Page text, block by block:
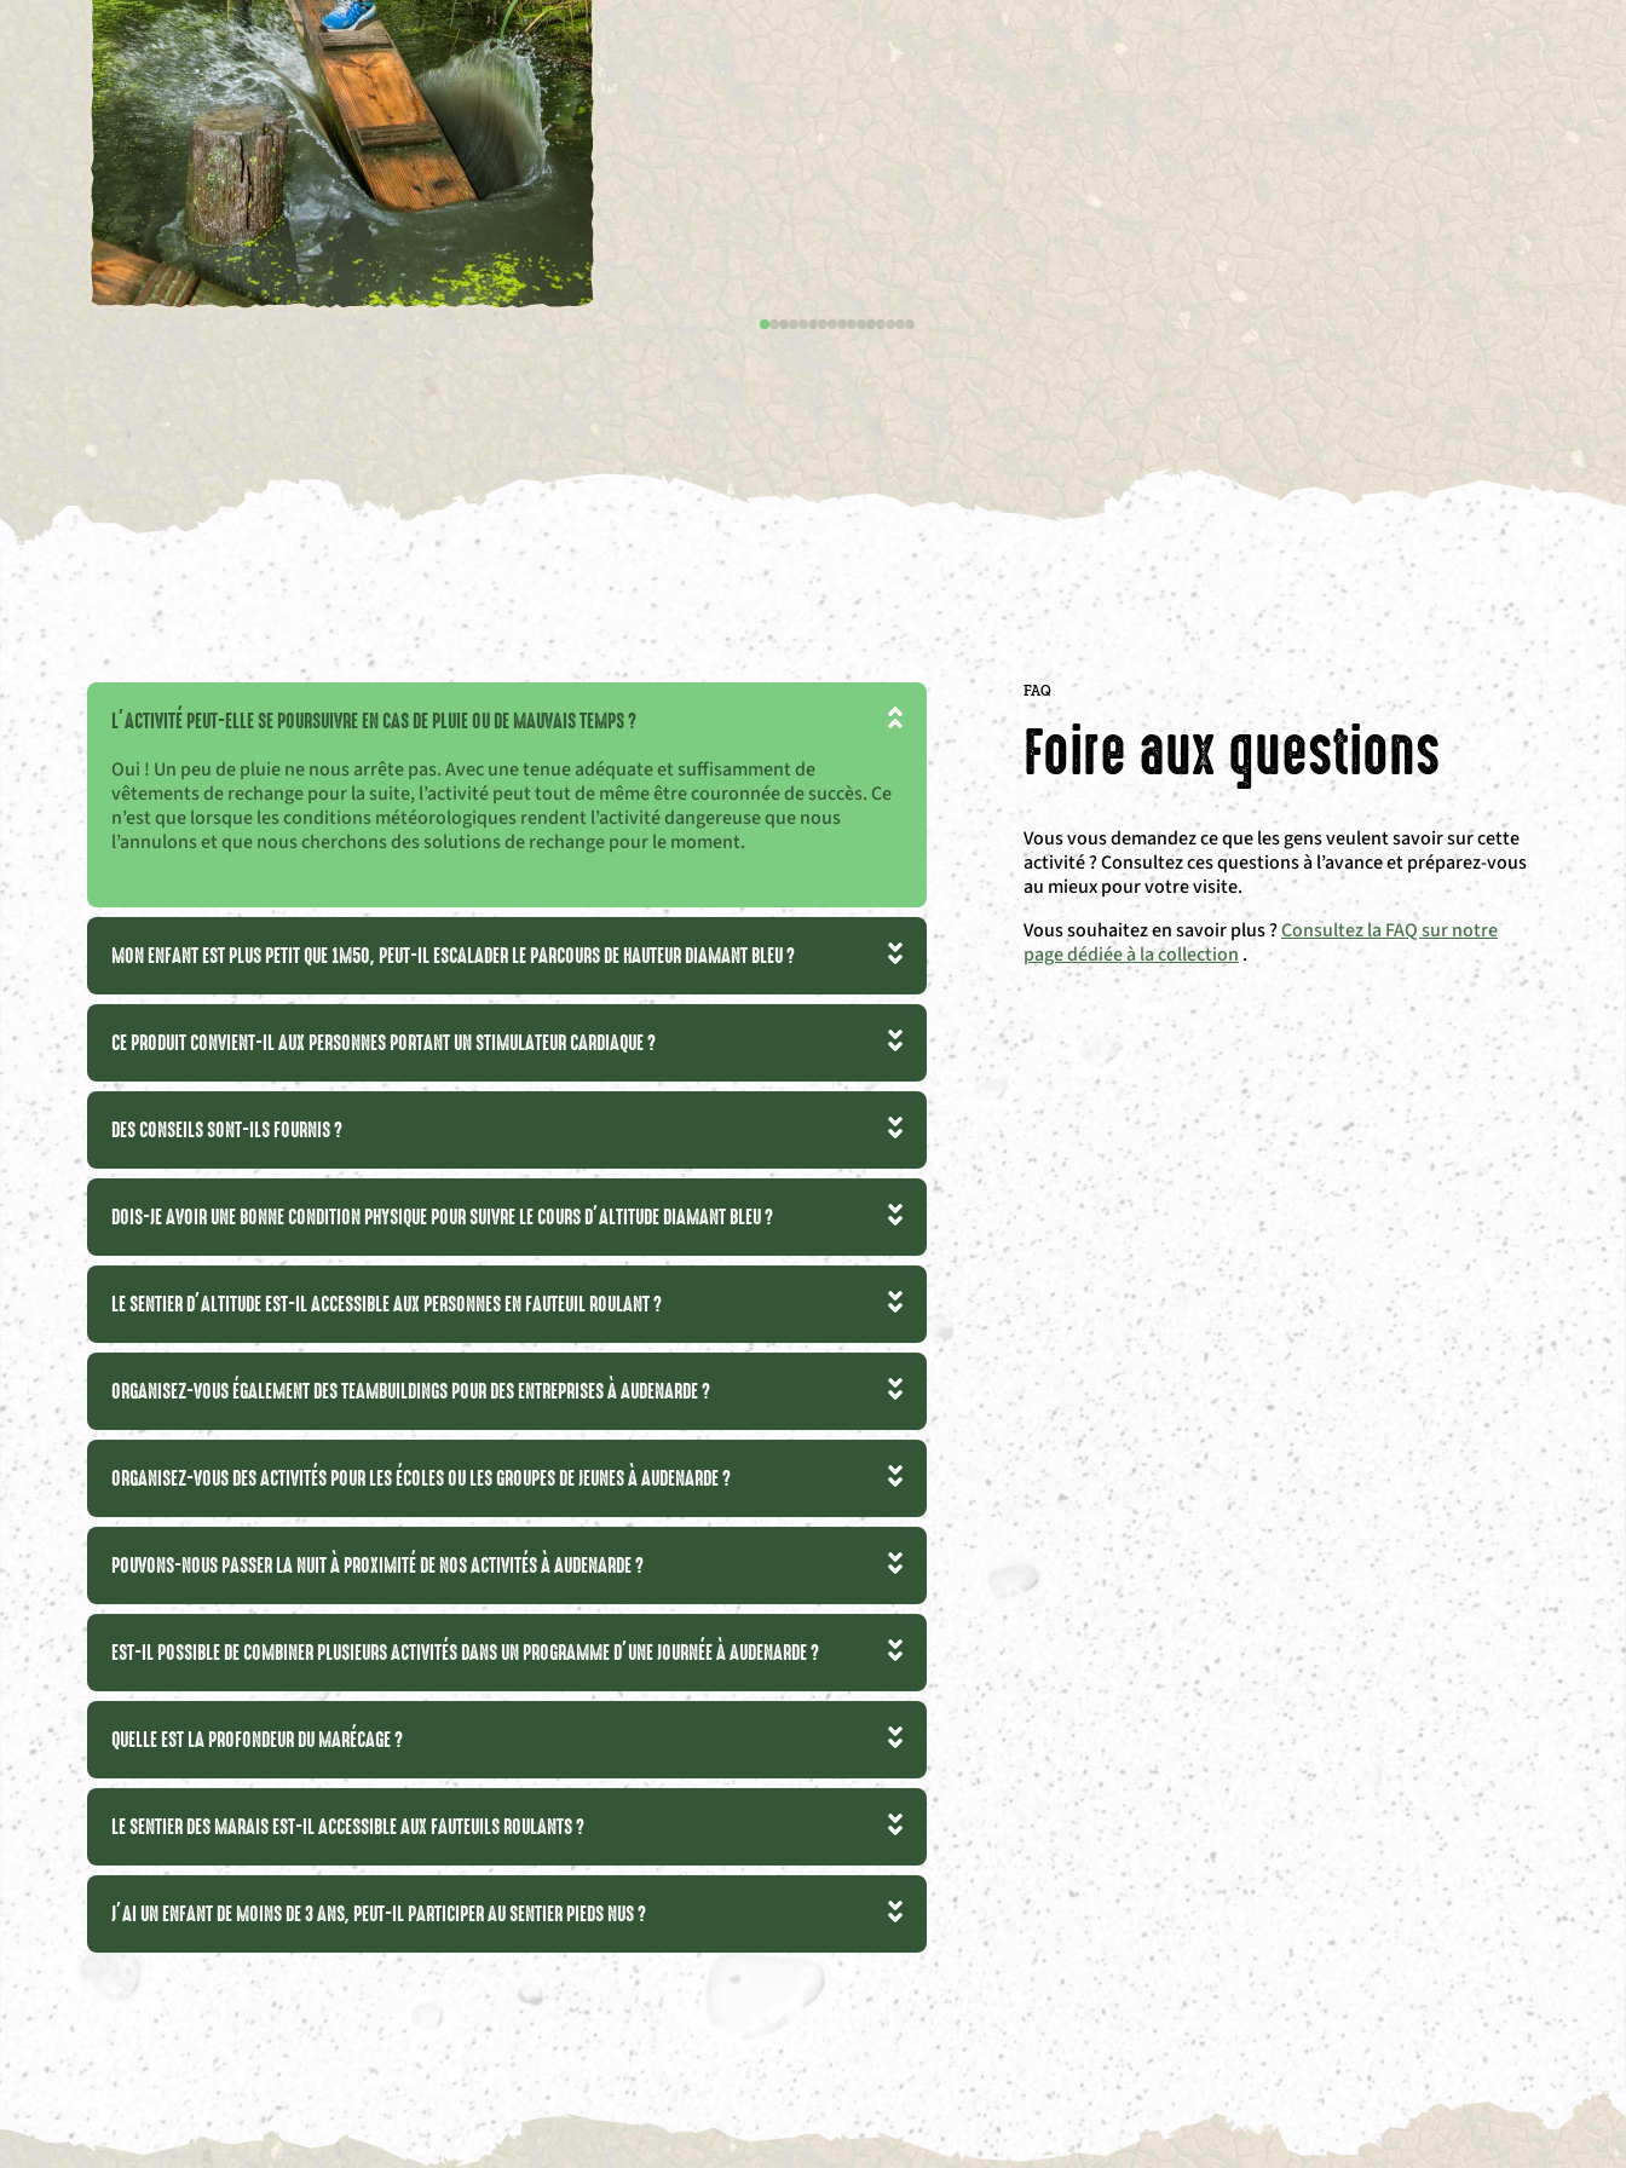
L’ACTIVITÉ PEUT-ELLE SE POURSUIVRE EN CAS DE PLUIE OU DE MAUVAIS TEMPS ?
Oui ! Un peu de pluie ne nous arrête pas. Avec une tenue adéquate et suffisamment de
vêtements de rechange pour la suite, l’activité peut tout de même être couronnée de succès. Ce
n’est que lorsque les conditions météorologiques rendent l’activité dangereuse que nous
l’annulons et que nous cherchons des solutions de rechange pour le moment.
MON ENFANT EST PLUS PETIT QUE 1M50, PEUT-IL ESCALADER LE PARCOURS DE HAUTEUR DIAMANT BLEU ?
CE PRODUIT CONVIENT-IL AUX PERSONNES PORTANT UN STIMULATEUR CARDIAQUE ?
DES CONSEILS SONT-ILS FOURNIS ?
DOIS-JE AVOIR UNE BONNE CONDITION PHYSIQUE POUR SUIVRE LE COURS D’ALTITUDE DIAMANT BLEU ?
LE SENTIER D’ALTITUDE EST-IL ACCESSIBLE AUX PERSONNES EN FAUTEUIL ROULANT ?
ORGANISEZ-VOUS ÉGALEMENT DES TEAMBUILDINGS POUR DES ENTREPRISES À AUDENARDE ?
ORGANISEZ-VOUS DES ACTIVITÉS POUR LES ÉCOLES OU LES GROUPES DE JEUNES À AUDENARDE ?
POUVONS-NOUS PASSER LA NUIT À PROXIMITÉ DE NOS ACTIVITÉS À AUDENARDE ?
EST-IL POSSIBLE DE COMBINER PLUSIEURS ACTIVITÉS DANS UN PROGRAMME D’UNE JOURNÉE À AUDENARDE ?
QUELLE EST LA PROFONDEUR DU MARÉCAGE ?
LE SENTIER DES MARAIS EST-IL ACCESSIBLE AUX FAUTEUILS ROULANTS ?
J’AI UN ENFANT DE MOINS DE 3 ANS, PEUT-IL PARTICIPER AU SENTIER PIEDS NUS ?
FAQ
Foire aux questions
Vous vous demandez ce que les gens veulent savoir sur cette
activité ? Consultez ces questions à l’avance et préparez-vous
au mieux pour votre visite.
Vous souhaitez en savoir plus ?Consultez la FAQ sur notre
page dédiée à la collection .